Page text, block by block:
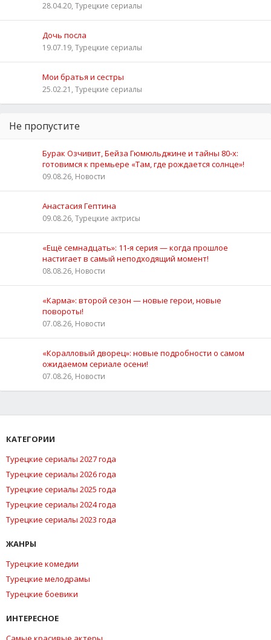
28.04.20, Турецкие сериалы
Дочь посла
19.07.19, Турецкие сериалы
Мои братья и сестры
25.02.21, Турецкие сериалы
Не пропустите
Бурак Озчивит, Бейза Гюмюльджине и тайны 80‑х:
готовимся к премьере «Там, где рождается солнце»!
09.08.26, Новости
Анастасия Гептина
09.08.26, Турецкие актрисы
«Ещё семнадцать»: 11‑я серия — когда прошлое
настигает в самый неподходящий момент!
08.08.26, Новости
«Карма»: второй сезон — новые герои, новые
повороты!
07.08.26, Новости
«Коралловый дворец»: новые подробности о самом
ожидаемом сериале осени!
07.08.26, Новости
КАТЕГОРИИ
Турецкие сериалы 2027 года
Турецкие сериалы 2026 года
Турецкие сериалы 2025 года
Турецкие сериалы 2024 года
Турецкие сериалы 2023 года
ЖАНРЫ
Турецкие комедии
Турецкие мелодрамы
Турецкие боевики
ИНТЕРЕСНОЕ